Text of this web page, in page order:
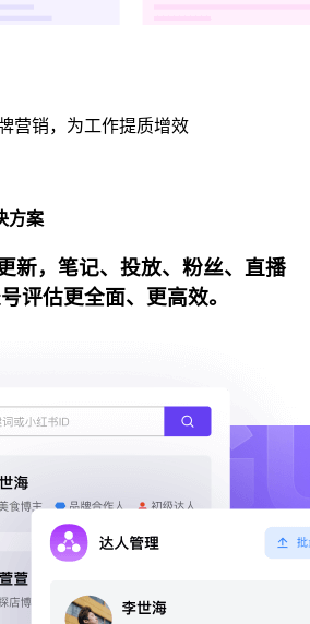
营销，为工作提质增效
方案
新，笔记、投放、粉丝、直播
评估更全面、更高效。